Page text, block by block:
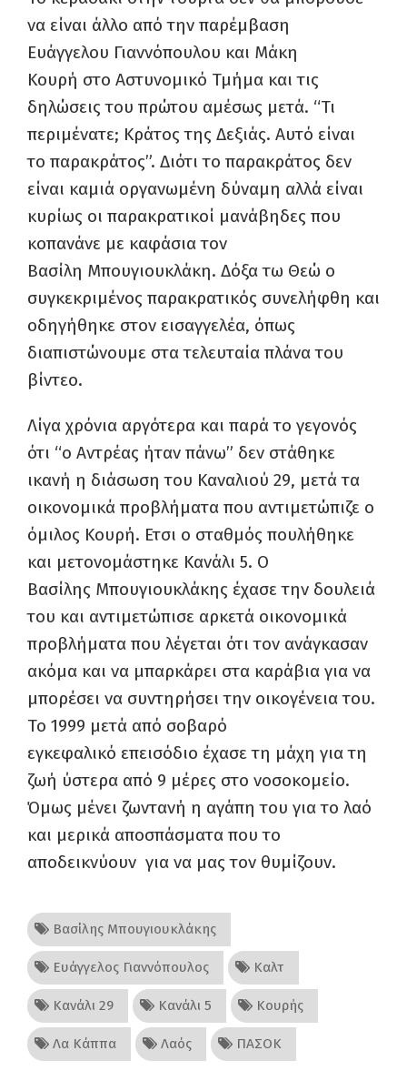
να είναι άλλο από την παρέμβαση
Ευάγγελου Γιαννόπουλου και Μάκη
Κουρή στο Αστυνομικό Τμήμα και τις
δηλώσεις του πρώτου αμέσως μετά. “Τι
περιμένατε; Κράτος της Δεξιάς. Αυτό είναι
το παρακράτος”. Διότι το παρακράτος δεν
είναι καμιά οργανωμένη δύναμη αλλά είναι
κυρίως οι παρακρατικοί μανάβηδες που
κοπανάνε με καφάσια τον
Βασίλη Μπουγιουκλάκη. Δόξα τω Θεώ ο
συγκεκριμένος παρακρατικός συνελήφθη και
οδηγήθηκε στον εισαγγελέα, όπως
διαπιστώνουμε στα τελευταία πλάνα του
βίντεο.
Λίγα χρόνια αργότερα και παρά το γεγονός
ότι “ο Αντρέας ήταν πάνω” δεν στάθηκε
ικανή η διάσωση του Καναλιού 29, μετά τα
οικονομικά προβλήματα που αντιμετώπιζε ο
όμιλος Κουρή. Ετσι ο σταθμός πουλήθηκε
και μετονομάστηκε Κανάλι 5. Ο
Βασίλης Μπουγιουκλάκης έχασε την δουλειά
του και αντιμετώπισε αρκετά οικονομικά
προβλήματα που λέγεται ότι τον ανάγκασαν
ακόμα και να μπαρκάρει στα καράβια για να
μπορέσει να συντηρήσει την οικογένεια του.
Το 1999 μετά από σοβαρό
εγκεφαλικό επεισόδιο έχασε τη μάχη για τη
ζωή ύστερα από 9 μέρες στο νοσοκομείο.
Όμως μένει ζωντανή η αγάπη του για το λαό
και μερικά αποσπάσματα που το
αποδεικνύουν για να μας τον θυμίζουν.
Βασίλης Μπουγιουκλάκης
Ευάγγελος Γιαννόπουλος Καλτ
Κανάλι 29 Κανάλι 5 Κουρής
Λα Κάππα Λαός ΠΑΣΟΚ